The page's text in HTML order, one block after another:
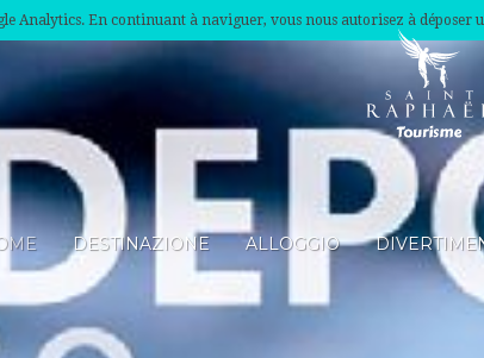
Analytics. En continuant à naviguer, vous nous autorisez à déposer
DESTINAZIONE ALLOGGIO